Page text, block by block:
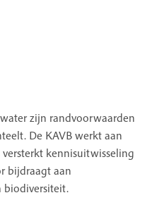
zijn randvoorwaarden
De KAVB werkt aan
kennisuitwisseling
bijdraagt aan
biodiversiteit.